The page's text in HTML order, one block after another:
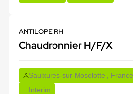
ANTILOPE RH
Chaudronnier H/F/X
Saulxures-sur-Moselotte , France
Interim